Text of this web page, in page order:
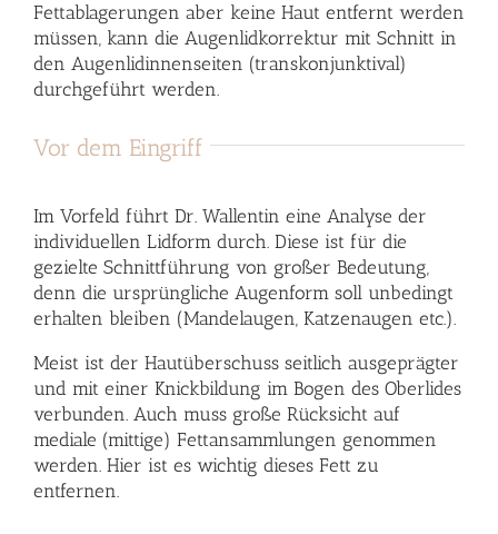
Fettablagerungen aber keine Haut entfernt werden
müssen, kann die Augenlidkorrektur mit Schnitt in
den Augenlidinnenseiten (transkonjunktival)
durchgeführt werden.
Vor dem Eingriff
Im Vorfeld führt Dr. Wallentin eine Analyse der
individuellen Lidform durch. Diese ist für die
gezielte Schnittführung von großer Bedeutung,
denn die ursprüngliche Augenform soll unbedingt
erhalten bleiben (Mandelaugen, Katzenaugen etc.).
Meist ist der Hautüberschuss seitlich ausgeprägter
und mit einer Knickbildung im Bogen des Oberlides
verbunden. Auch muss große Rücksicht auf
mediale (mittige) Fettansammlungen genommen
werden. Hier ist es wichtig dieses Fett zu
entfernen.